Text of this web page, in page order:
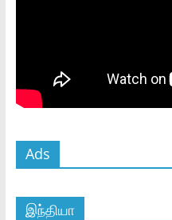
Ads
இந்தியா